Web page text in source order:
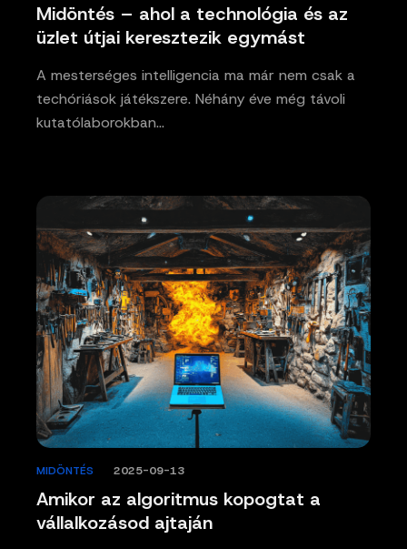
Midöntés – ahol a technológia és az
üzlet útjai keresztezik egymást
A mesterséges intelligencia ma már nem csak a
techóriások játékszere. Néhány éve még távoli
kutatólaborokban…
Amikor az algoritmus kopogtat a
vállalkozásod ajtaján
MIDÖNTÉS 2025-09-13